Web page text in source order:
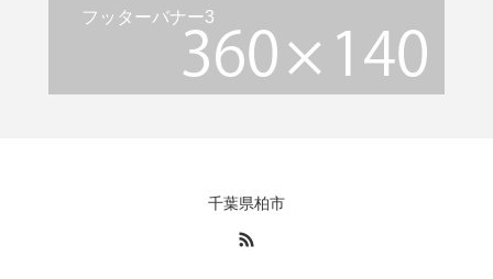
フッターバナー3
千葉県柏市